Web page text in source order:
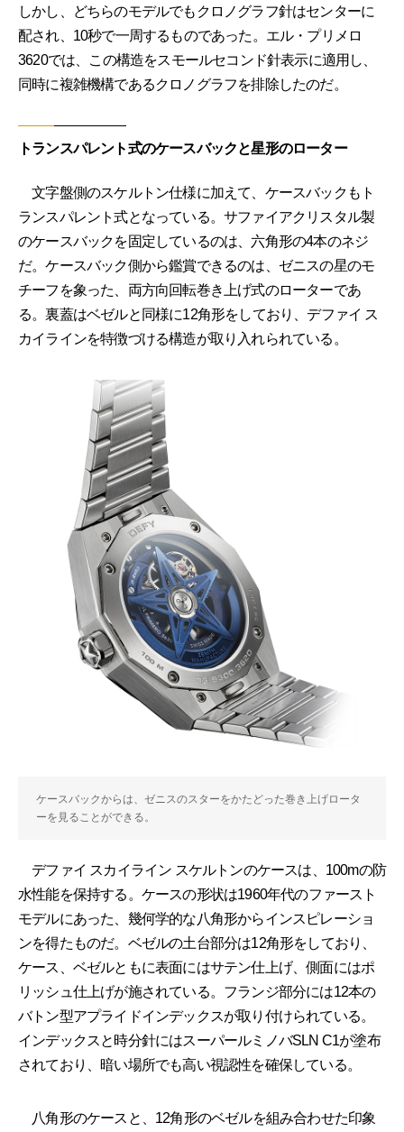
しかし、どちらのモデルでもクロノグラフ針はセンターに
配され、10秒で一周するものであった。エル・プリメロ
3620では、この構造をスモールセコンド針表示に適用し、
同時に複雑機構であるクロノグラフを排除したのだ。
トランスパレント式のケースバックと星形のローター
文字盤側のスケルトン仕様に加えて、ケースバックもト
ランスパレント式となっている。サファイアクリスタル製
のケースバックを固定しているのは、六角形の4本のネジ
だ。ケースバック側から鑑賞できるのは、ゼニスの星のモ
チーフを象った、両方向回転巻き上げ式のローターであ
る。裏蓋はベゼルと同様に12角形をしており、デファイ ス
カイラインを特徴づける構造が取り入れられている。
ケースバックからは、ゼニスのスターをかたどった巻き上げロータ
ーを見ることができる。
デファイ スカイライン スケルトンのケースは、100mの防
水性能を保持する。ケースの形状は1960年代のファースト
モデルにあった、幾何学的な八角形からインスピレーショ
ンを得たものだ。ベゼルの土台部分は12角形をしており、
ケース、ベゼルともに表面にはサテン仕上げ、側面にはポ
リッシュ仕上げが施されている。フランジ部分には12本の
バトン型アプライドインデックスが取り付けられている。
インデックスと時分針にはスーパールミノバSLN C1が塗布
されており、暗い場所でも高い視認性を確保している。
八角形のケースと、12角形のベゼルを組み合わせた印象